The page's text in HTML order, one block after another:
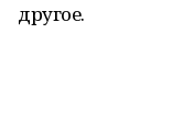
другое.